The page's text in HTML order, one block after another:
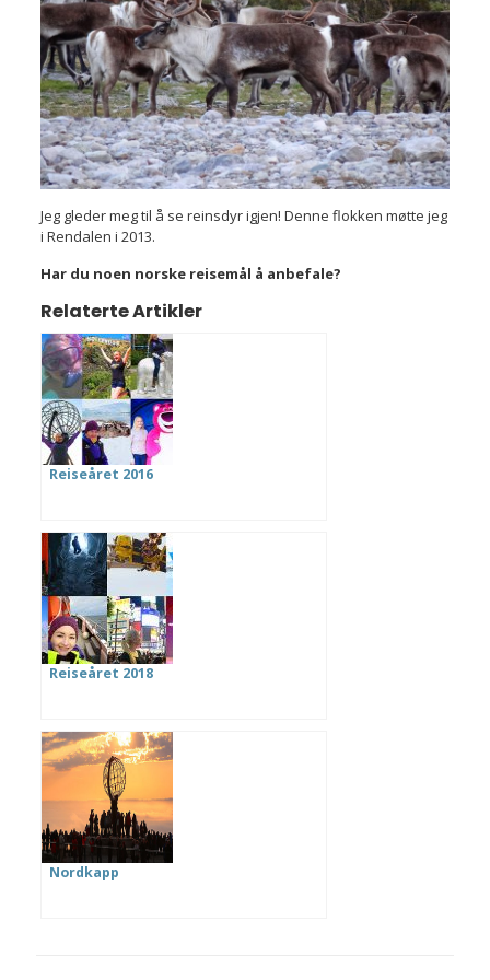
Jeg gleder meg til å se reinsdyr igjen! Denne flokken møtte jeg
i Rendalen i 2013.
Har du noen norske reisemål å anbefale?
Relaterte Artikler
Reiseåret 2016
Reiseåret 2018
Nordkapp